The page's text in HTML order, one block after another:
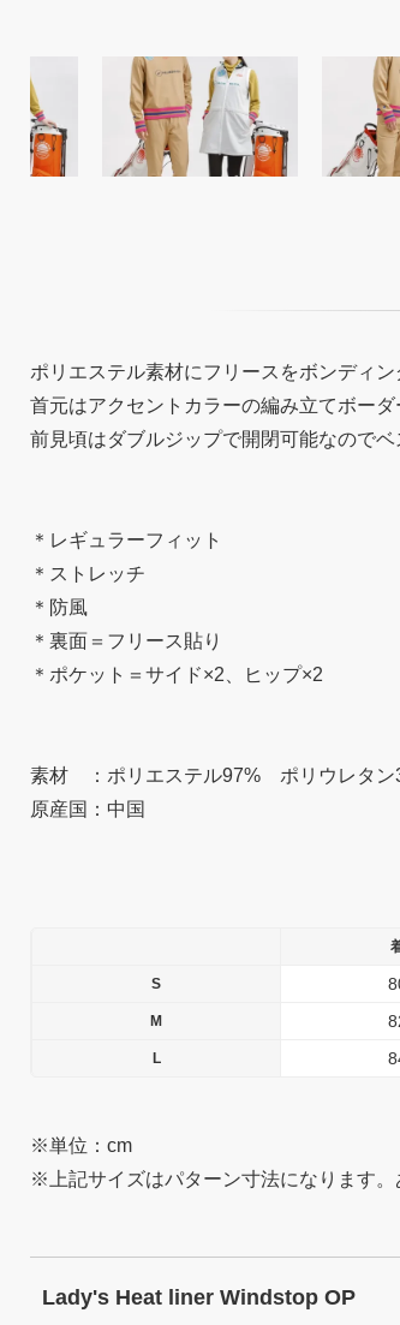
ポリエステル素材にフリースをボンディン
首元はアクセントカラーの編み立てボーダ
前見頃はダブルジップで開閉可能なので
＊レギュラーフィット
＊ストレッチ
＊防風
＊裏面＝フリース貼り
＊ポケット＝サイド×2、ヒップ×2
素材 ：ポリエステル97% ポリウレタン
原産国：中国
S
M
L
※単位：cm
※上記サイズはパターン寸法になります。
Lady's Heat liner Windstop OP